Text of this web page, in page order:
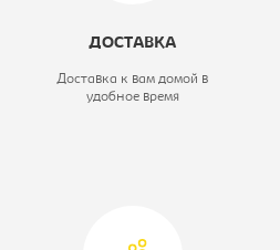
ДОСТАВКА
Доставка к вам домой в
удобное время